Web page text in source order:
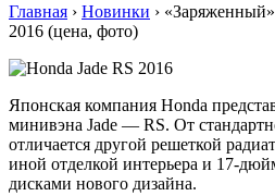
Главная › Новинки ›
2016 (цена, фото)
Японская компания Honda
минивэна Jade — RS. От
отличается другой решеткой
иной отделкой интерьера и 17-
дисками нового дизайна.